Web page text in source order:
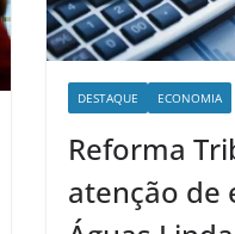
DESTAQUE ECONOMIA
Reforma
atenção de